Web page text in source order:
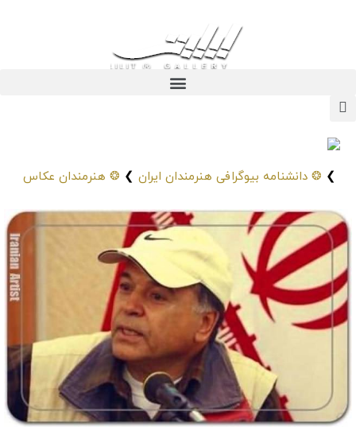
❯ ❂ دانشنامه بیوگرافی هنرمندان ایران ❯ ❂ هنرمندان عکاس